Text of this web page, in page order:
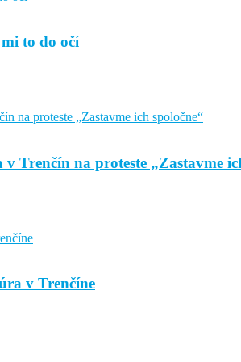
to do očí
Trenčín na proteste „Zastavme
v Trenčíne